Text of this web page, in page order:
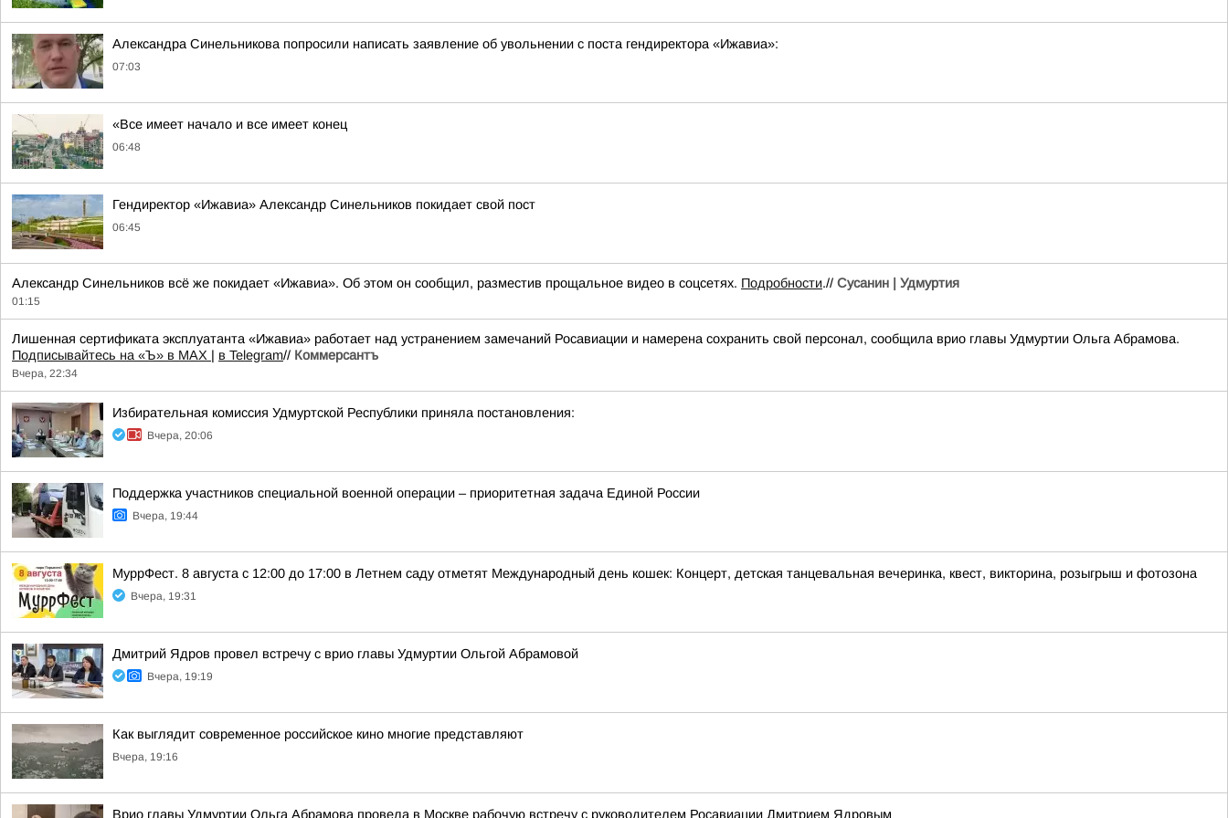
Александра Синельникова попросили написать заявление об увольнении с поста гендиректора «Ижавиа»:
07:03
«Все имеет начало и все имеет конец
06:48
Гендиректор «Ижавиа» Александр Синельников покидает свой пост
06:45
Александр Синельников всё же покидает «Ижавиа». Об этом он сообщил, разместив прощальное видео в соцсетях. Подробности.// Сусанин | Удмуртия
01:15
Лишенная сертификата эксплуатанта «Ижавиа» работает над устранением замечаний Росавиации и намерена сохранить свой персонал, сообщила врио главы Удмуртии Ольга Абрамова.
Подписывайтесь на «Ъ» в MAX | в Telegram// Коммерсантъ
Вчера, 22:34
Избирательная комиссия Удмуртской Республики приняла постановления:
Вчера, 20:06
Поддержка участников специальной военной операции – приоритетная задача Единой России
Вчера, 19:44
МуррФест. 8 августа с 12:00 до 17:00 в Летнем саду отметят Международный день кошек: Концерт, детская танцевальная вечеринка, квест, викторина, розыгрыш и фотозона
Вчера, 19:31
Дмитрий Ядров провел встречу с врио главы Удмуртии Ольгой Абрамовой
Вчера, 19:19
Как выглядит современное российское кино многие представляют
Вчера, 19:16
Врио главы Удмуртии Ольга Абрамова провела в Москве рабочую встречу с руководителем Росавиации Дмитрием Ядровым